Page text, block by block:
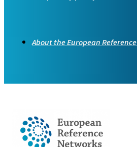
About the European